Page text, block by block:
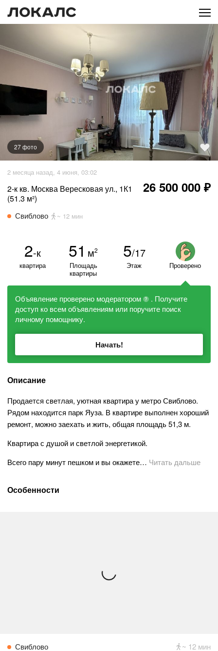
27фото
2 месяца назад, 4 июня, 03:02
2-к кв. Москва Вересковая ул., 1К1
(51.3 м²)
26 500 000 ₽
Свиблово ~ 12 мин
2-к
квартира
51 м2
Площадь
квартиры
5/17
Этаж Проверено
Объявление проверено модератором ?
. Получите
доступ ко всем объявлениям или поручите поиск
личному помощнику.
Начать!
Описание
Продается светлая, уютная квартира у метро Свиблово.
Рядом находится парк Яуза. В квартире выполнен хороший
ремонт, можно заехать и жить, общая площадь 51,3 м.
Квартира с душой и светлой энергетикой.
Всего пару минут пешком и вы окажете… Читать дальше
Особенности
Свиблово ~ 12 мин